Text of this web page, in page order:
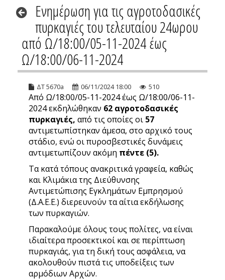
Ενημέρωση για τις αγροτοδασικές
πυρκαγιές του τελευταίου 24ωρου
από Ω/18:00/05-11-2024 έως
Ω/18:00/06-11-2024
ΔΤ 5670a 06/11/2024 18:00 510
Από Ω/18:00/05-11-2024 έως Ω/18:00/06-11-
2024 εκδηλώθηκαν 62 αγροτοδασικές
πυρκαγιές, από τις οποίες οι 57
αντιμετωπίστηκαν άμεσα, στο αρχικό τους
στάδιο, ενώ οι πυροσβεστικές δυνάμεις
αντιμετωπίζουν ακόμη πέντε (5).
Τα κατά τόπους ανακριτικά γραφεία, καθώς
και Κλιμάκια της Διεύθυνσης
Αντιμετώπισης Εγκλημάτων Εμπρησμού
(Δ.Α.Ε.Ε.) διερευνούν τα αίτια εκδήλωσης
των πυρκαγιών.
Παρακαλούμε όλους τους πολίτες, να είναι
ιδιαίτερα προσεκτικοί και σε περίπτωση
πυρκαγιάς, για τη δική τους ασφάλεια, να
ακολουθούν πιστά τις υποδείξεις των
αρμόδιων Αρχών.